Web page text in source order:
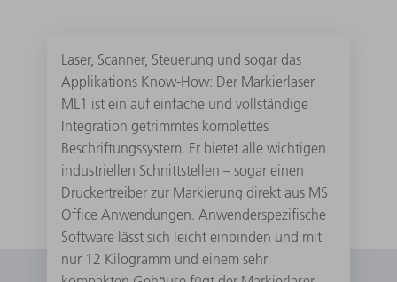
Laser, Scanner, Steuerung und sogar das
Applikations Know-How: Der Markierlaser
ML1 ist ein auf einfache und vollständige
Integration getrimmtes komplettes
Beschriftungssystem. Er bietet alle wichtigen
industriellen Schnittstellen – sogar einen
Druckertreiber zur Markierung direkt aus MS
Office Anwendungen. Anwenderspezifische
Software lässt sich leicht einbinden und mit
nur 12 Kilogramm und einem sehr